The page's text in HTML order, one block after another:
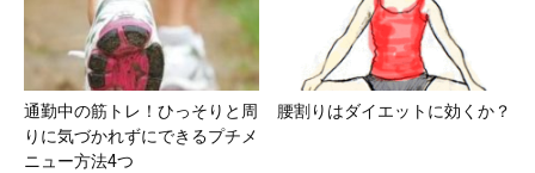
通勤中の筋トレ！ひっそりと周
りに気づかれずにできるプチメ
ニュー方法4つ
腰割りはダイエットに効くか？